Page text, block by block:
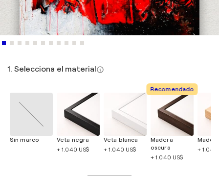
1. Selecciona el material
Sin marco
Veta negra
+ 1.040 US$
Veta blanca
+ 1.040 US$
Recomendado
Madera
oscura
+ 1.040 US$
+ 1.040